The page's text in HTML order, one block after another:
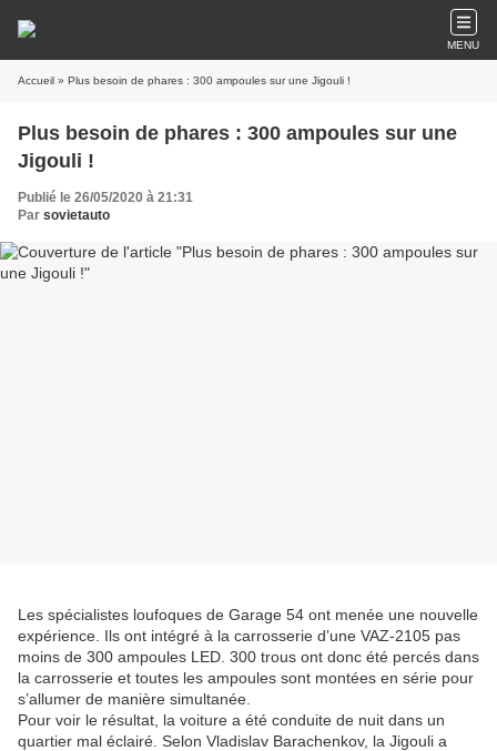
MENU
Accueil » Plus besoin de phares : 300 ampoules sur une Jigouli !
Plus besoin de phares : 300 ampoules sur une
Jigouli !
Publié le 26/05/2020 à 21:31
Par sovietauto
Les spécialistes loufoques de Garage 54 ont menée une nouvelle
expérience. Ils ont intégré à la carrosserie d’une VAZ-2105 pas
moins de 300 ampoules LED. 300 trous ont donc été percés dans
la carrosserie et toutes les ampoules sont montées en série pour
s’allumer de manière simultanée.
Pour voir le résultat, la voiture a été conduite de nuit dans un
quartier mal éclairé. Selon Vladislav Barachenkov, la Jigouli a